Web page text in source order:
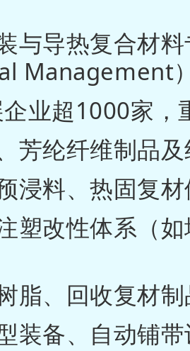
与导热复合材
Management
业超1000家，
芳纶纤维制品
浸料、热固复
塑改性体系（如
脂、回收复材
装备、自动铺